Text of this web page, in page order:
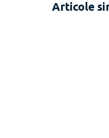
Articole